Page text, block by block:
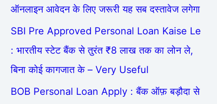
ऑनलाइन आवेदन के लिए जरूरी यह सब दस्तावेज लगेगा
SBI Pre Approved Personal Loan Kaise Le
: भारतीय स्टेट बैंक से तुरंत ₹8 लाख तक का लोन ले,
बिना कोई कागजात के – Very Useful
BOB Personal Loan Apply : बैंक ऑफ़ बड़ौदा से